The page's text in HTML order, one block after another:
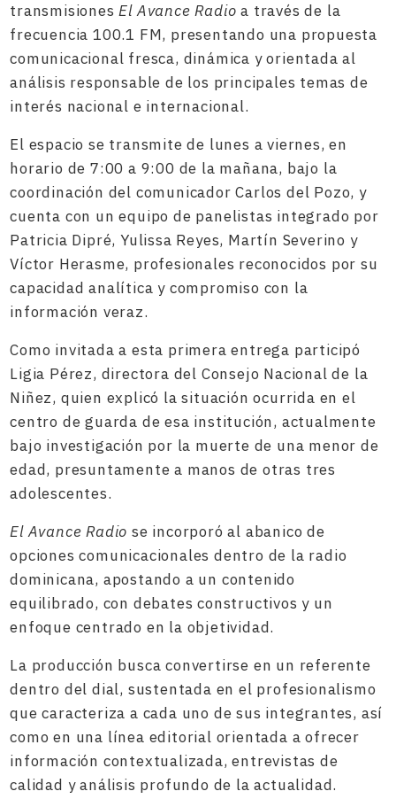
transmisionesEl Avance Radio a través de la
frecuencia 100.1 FM, presentando una propuesta
comunicacional fresca, dinámica y orientada al
análisis responsable de los principales temas de
interés nacional e internacional.
El espacio se transmite de lunes a viernes, en
horario de 7:00 a 9:00 de la mañana, bajo la
coordinación del comunicador Carlos del Pozo, y
cuenta con un equipo de panelistas integrado por
Patricia Dipré, Yulissa Reyes, Martín Severino y
Víctor Herasme, profesionales reconocidos por su
capacidad analítica y compromiso con la
información veraz.
Como invitada a esta primera entrega participó
Ligia Pérez, directora del Consejo Nacional de la
Niñez, quien explicó la situación ocurrida en el
centro de guarda de esa institución, actualmente
bajo investigación por la muerte de una menor de
edad, presuntamente a manos de otras tres
adolescentes.
El Avance Radio se incorporó al abanico de
opciones comunicacionales dentro de la radio
dominicana, apostando a un contenido
equilibrado, con debates constructivos y un
enfoque centrado en la objetividad.
La producción busca convertirse en un referente
dentro del dial, sustentada en el profesionalismo
que caracteriza a cada uno de sus integrantes, así
como en una línea editorial orientada a ofrecer
información contextualizada, entrevistas de
calidad y análisis profundo de la actualidad.